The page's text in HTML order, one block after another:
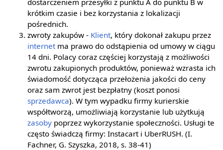
krótkim czasie i bez korzystania z lokalizacji
pośrednich.
zwroty zakupów - Klient, który dokonał zakupu przez
internet ma prawo do odstąpienia od umowy w ciągu
14 dni. Polacy coraz częściej korzystają z możliwości
zwrotu zakupionych produktów, ponieważ wzrasta ich
świadomość dotycząca przełożenia jakości do ceny
oraz sam zwrot jest bezpłatny (koszt ponosi
sprzedawca). W tym wypadku firmy kurierskie
współtworzą, umożliwiają korzystanie lub użytkują
zasoby poprzez wykorzystanie społeczności. Usługi te
często świadczą firmy: Instacart i UberRUSH. (I.
Fachner, G. Szyszka, 2018, s. 38-41)